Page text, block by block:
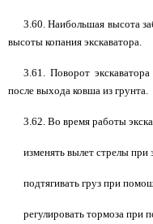
3.60. Наибольшая высота
высоты копания экскаватора.
3.61. Поворот
после выхода ковша из грунта.
3.62. Во время работы
изменять вылет стрелы при
подтягивать груз при
регулировать тормоза при